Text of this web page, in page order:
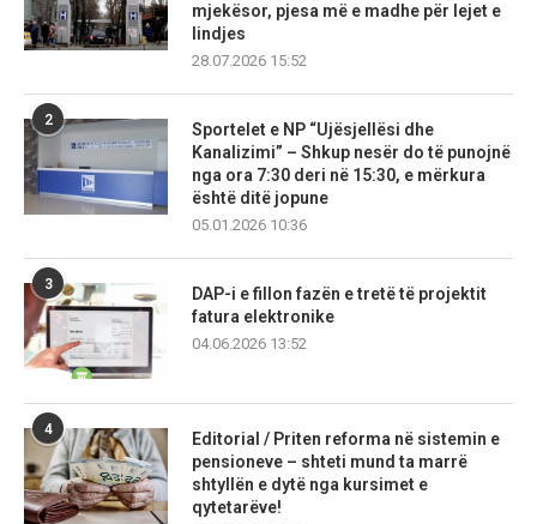
mjekësor, pjesa më e madhe për lejet e
lindjes
28.07.2026 15:52
2
Sportelet e NP “Ujësjellësi dhe
Kanalizimi” – Shkup nesër do të punojnë
nga ora 7:30 deri në 15:30, e mërkura
është ditë jopune
05.01.2026 10:36
3
DAP-i e fillon fazën e tretë të projektit
fatura elektronike
04.06.2026 13:52
4
Editorial / Priten reforma në sistemin e
pensioneve – shteti mund ta marrë
shtyllën e dytë nga kursimet e
qytetarëve!